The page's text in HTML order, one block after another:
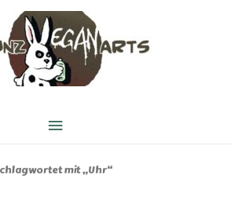
Hauptmenü
mit „Uhr“